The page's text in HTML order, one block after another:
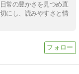
常の豊かさを見つめ直
にし、読みやすさと情